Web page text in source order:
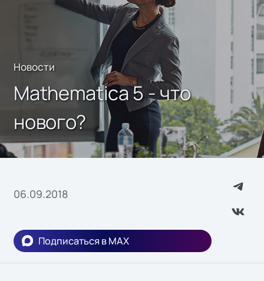
Новости
Mathematica 5 - что
нового?
06.09.2018
Подписаться в MAX